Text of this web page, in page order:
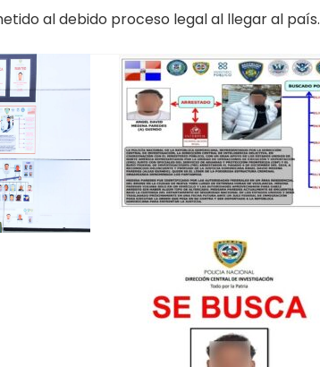
al debido proceso legal al llegar al país.